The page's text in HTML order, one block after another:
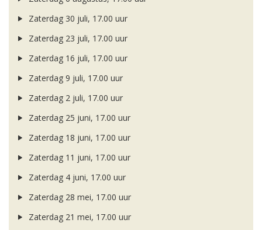
Zaterdag 30 juli, 17.00 uur
Zaterdag 23 juli, 17.00 uur
Zaterdag 16 juli, 17.00 uur
Zaterdag 9 juli, 17.00 uur
Zaterdag 2 juli, 17.00 uur
Zaterdag 25 juni, 17.00 uur
Zaterdag 18 juni, 17.00 uur
Zaterdag 11 juni, 17.00 uur
Zaterdag 4 juni, 17.00 uur
Zaterdag 28 mei, 17.00 uur
Zaterdag 21 mei, 17.00 uur